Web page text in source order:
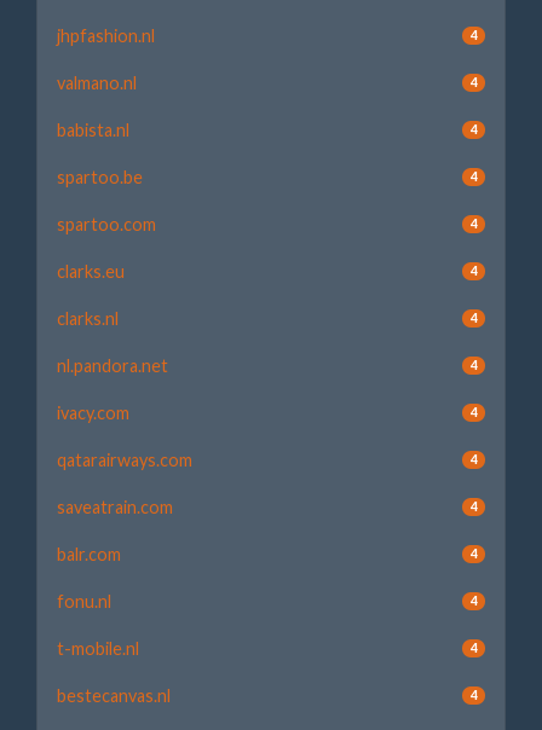
jhpfashion.nl 4
valmano.nl 4
babista.nl 4
spartoo.be 4
spartoo.com 4
clarks.eu 4
clarks.nl 4
nl.pandora.net 4
ivacy.com 4
qatarairways.com 4
saveatrain.com 4
balr.com 4
fonu.nl 4
t-mobile.nl 4
bestecanvas.nl 4